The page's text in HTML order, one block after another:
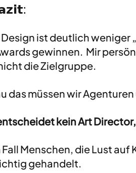
Design ist deutlich
gewinnen.  Mir
die Zielgruppe.
das müssen wir
kein Art
Fall Menschen, die Lust
gehandelt.